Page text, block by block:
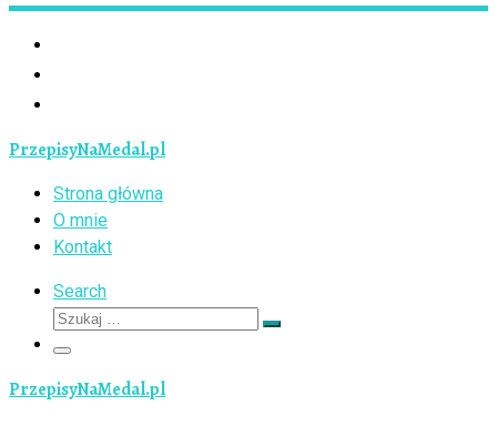
PrzepisyNaMedal.pl
Strona główna
O mnie
Kontakt
Search
Szukaj
Szukaj
Menu
PrzepisyNaMedal.pl